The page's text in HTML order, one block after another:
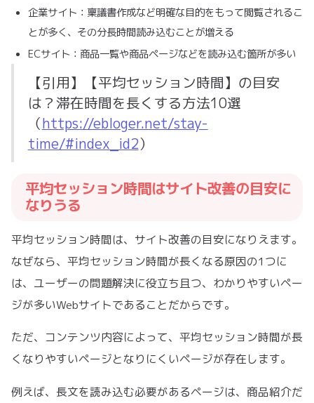
企業サイト：稟議書作成など明確な目的をもって閲覧されるこ
とが多く、その分長時間読み込むことが増える
ECサイト：商品一覧や商品ページなどを読み込む箇所が多い
【引用】【平均セッション時間】の目安
は？滞在時間を長くする方法10選
（https://ebloger.net/stay-
time/#index_id2）
平均セッション時間はサイト改善の目安に
なりうる
平均セッション時間は、サイト改善の目安になりえます。
なぜなら、平均セッション時間が長くなる原因の1つに
は、ユーザーの問題解決に役立ち且つ、わかりやすいペー
ジが多いWebサイトであることだからです。
ただ、コンテンツ内容によって、平均セッション時間が長
くなりやすいページとなりにくいページが存在します。
例えば、長文を読み込む必要があるページは、商品紹介だ